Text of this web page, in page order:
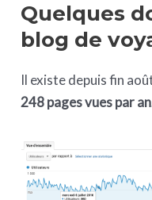
Quelques
blog de
Il existe depuis fin
248 pages vues par an